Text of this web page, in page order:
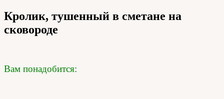
Кролик, тушенный в сметане на
сковороде
Вам понадобится: